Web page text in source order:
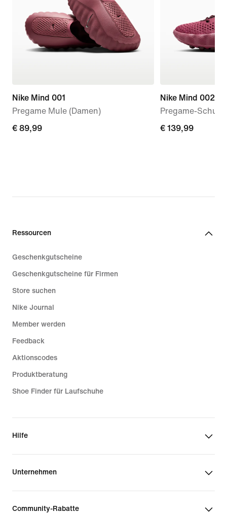
Nike Mind 001
Pregame Mule (Damen)
€ 89,99
€ 89,99
Nike Mind 002
Pregame-
€ 139,99
€ 139,99
Ressourcen
Geschenkgutscheine
Geschenkgutscheine für Firmen
Store suchen
Nike Journal
Member werden
Feedback
Aktionscodes
Produktberatung
Shoe Finder für Laufschuhe
Hilfe
Unternehmen
Community-Rabatte